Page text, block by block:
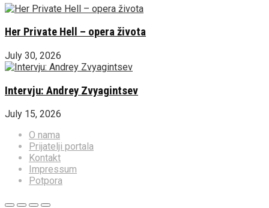
Her Private Hell – opera života
July 30, 2026
Intervju: Andrey Zvyagintsev
July 15, 2026
O nama
Prijatelji portala
Kontakt
Impressum
Potpora